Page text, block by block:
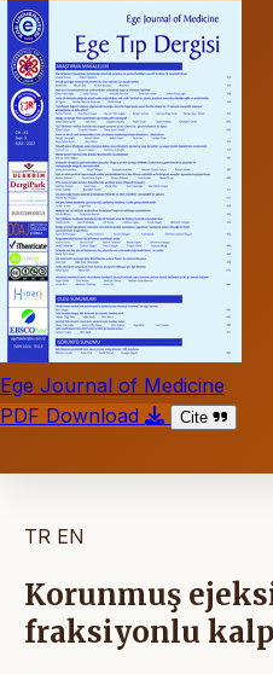
Ege Journal of Medicine
PDF Download
Cite
TR EN
Korunmuş
fraksiyonlu